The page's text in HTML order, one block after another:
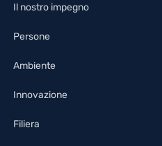
Il nostro impegno
Persone
Ambiente
Innovazione
Filiera